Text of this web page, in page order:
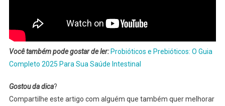
Você também pode gostar de ler: Probióticos e Prebióticos: O Guia
Completo 2025 Para Sua Saúde Intestinal
Gostou da dica?
Compartilhe este artigo com alguém que também quer melhorar